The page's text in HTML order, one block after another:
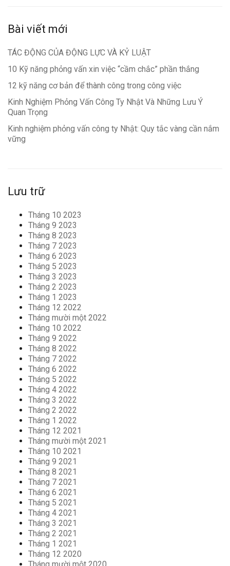
Bài viết mới
TÁC ĐỘNG CỦA ĐỘNG LỰC VÀ KỶ LUẬT
10 Kỹ năng phỏng vấn xin việc “cầm chắc” phần thắng
12 kỹ năng cơ bản để thành công trong công việc
Kinh Nghiệm Phỏng Vấn Công Ty Nhật Và Những Lưu Ý
Quan Trọng
Kinh nghiệm phỏng vấn công ty Nhật: Quy tắc vàng cần nắm
vững
Lưu trữ
Tháng 10 2023
Tháng 9 2023
Tháng 8 2023
Tháng 7 2023
Tháng 6 2023
Tháng 5 2023
Tháng 3 2023
Tháng 2 2023
Tháng 1 2023
Tháng 12 2022
Tháng mười một 2022
Tháng 10 2022
Tháng 9 2022
Tháng 8 2022
Tháng 7 2022
Tháng 6 2022
Tháng 5 2022
Tháng 4 2022
Tháng 3 2022
Tháng 2 2022
Tháng 1 2022
Tháng 12 2021
Tháng mười một 2021
Tháng 10 2021
Tháng 9 2021
Tháng 8 2021
Tháng 7 2021
Tháng 6 2021
Tháng 5 2021
Tháng 4 2021
Tháng 3 2021
Tháng 2 2021
Tháng 1 2021
Tháng 12 2020